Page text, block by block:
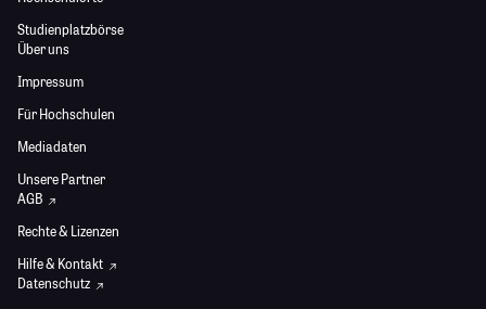
Studienplatzbörse
Über uns
Impressum
Für Hochschulen
Mediadaten
Unsere Partner
AGB
Rechte & Lizenzen
Hilfe & Kontakt
Datenschutz